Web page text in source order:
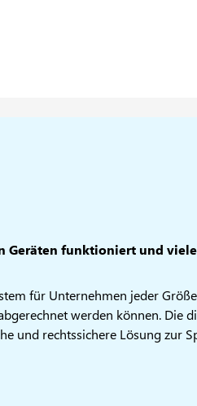
Geräten funktioniert und
für Unternehmen jeder
werden können. Die
und rechtssichere Lösung zur